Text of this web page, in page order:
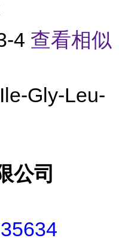
4 查看相似
Gly-Leu-
公司